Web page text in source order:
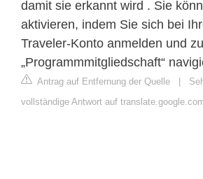
damit sie erkannt wird . Sie
aktivieren, indem Sie sich bei
Traveler-Konto anmelden und
„Programmmitgliedschaft“
Antrag auf Entfernung der Quelle |
vollständige Antwort auf